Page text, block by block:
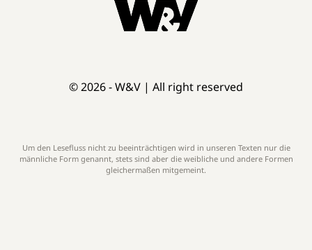
© 2026 - W&V | All right reserved
Um den Lesefluss nicht zu beeinträchtigen wird in unseren Texten nur die
männliche Form genannt, stets sind aber die weibliche und andere Formen
gleichermaßen mitgemeint.